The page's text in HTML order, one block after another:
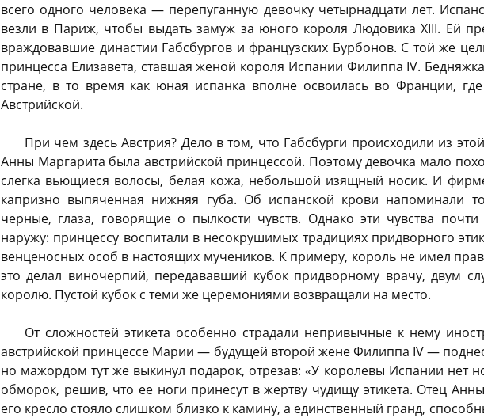
всего одного человека — перепуганную девочку четырнадцати лет.
везли в Париж, чтобы выдать замуж за юного короля Людовика ХIII. Ей
враждовавшие династии Габсбургов и французских Бурбонов. С той же
принцесса Елизавета, ставшая женой короля Испании Филиппа IV.
стране, в то время как юная испанка вполне освоилась во Франции,
Австрийской.
При чем здесь Австрия? Дело в том, что Габсбурги происходили из
Анны Маргарита была австрийской принцессой. Поэтому девочка мало
слегка вьющиеся волосы, белая кожа, небольшой изящный носик. И
капризно выпяченная нижняя губа. Об испанской крови напоминали
черные, глаза, говорящие о пылкости чувств. Однако эти чувства
наружу: принцессу воспитали в несокрушимых традициях придворного
венценосных особ в настоящих мучеников. К примеру, король не имел
это делал виночерпий, передававший кубок придворному врачу, двум
королю. Пустой кубок с теми же церемониями возвращали на место.
От сложностей этикета особенно страдали непривычные к нему
австрийской принцессе Марии — будущей второй жене Филиппа IV —
но мажордом тут же выкинул подарок, отрезав: «У королевы Испании нет
обморок, решив, что ее ноги принесут в жертву чудищу этикета. Отец
его кресло стояло слишком близко к камину, а единственный гранд,